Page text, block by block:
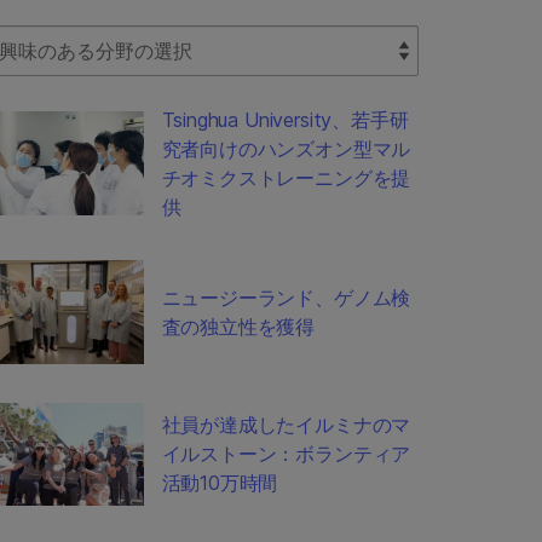
Filter
Tsinghua University、若手研
究者向けのハンズオン型マル
チオミクストレーニングを提
供
ニュージーランド、ゲノム検
査の独立性を獲得
社員が達成したイルミナのマ
イルストーン：ボランティア
活動10万時間